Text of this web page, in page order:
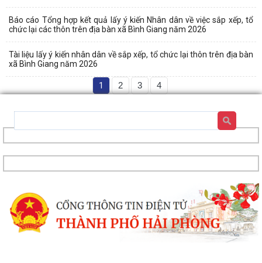
Báo cáo Tổng hợp kết quả lấy ý kiến Nhân dân về việc sắp xếp, tổ
chức lại các thôn trên địa bàn xã Bình Giang năm 2026
Tài liệu lấy ý kiến nhân dân về sắp xếp, tổ chức lại thôn trên địa bàn
xã Bình Giang năm 2026
1 2 3 4